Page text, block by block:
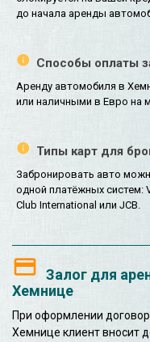
до начала аренды
Способы оплаты
Аренду автомобиля в
или наличными в Евро на
Типы карт для
Забронировать авто
одной платёжных систем:
Club International или JCB.
Залог для
Хемнице
При оформлении
Хемнице клиент вносит